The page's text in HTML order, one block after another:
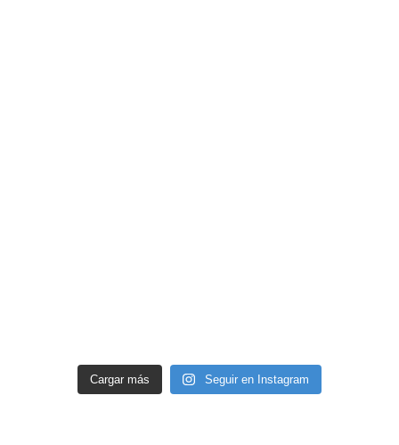
Cargar más Seguir en Instagram